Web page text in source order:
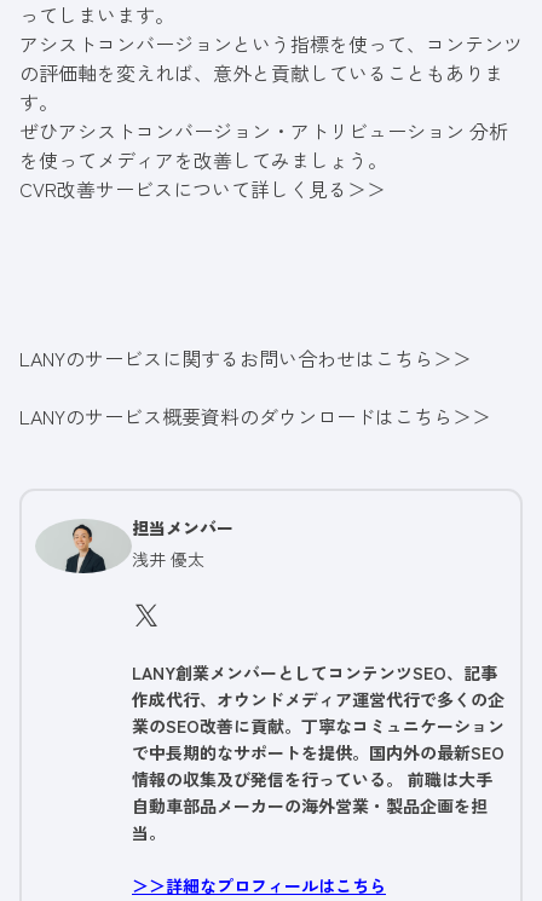
ってしまいます。
アシストコンバージョンという指標を使って、コンテンツ
の評価軸を変えれば、意外と貢献していることもありま
す。
ぜひアシストコンバージョン・アトリビューション 分析
を使ってメディアを改善してみましょう。
CVR改善サービスについて詳しく見る＞＞
LANYのサービスに関するお問い合わせはこちら＞＞
LANYのサービス概要資料のダウンロードはこちら＞＞
担当メンバー
浅井 優太
LANY創業メンバーとしてコンテンツSEO、記事
作成代行、オウンドメディア運営代行で多くの企
業のSEO改善に貢献。丁寧なコミュニケーション
で中長期的なサポートを提供。国内外の最新SEO
情報の収集及び発信を行っている。 前職は大手
自動車部品メーカーの海外営業・製品企画を担
当。
＞＞詳細なプロフィールはこちら